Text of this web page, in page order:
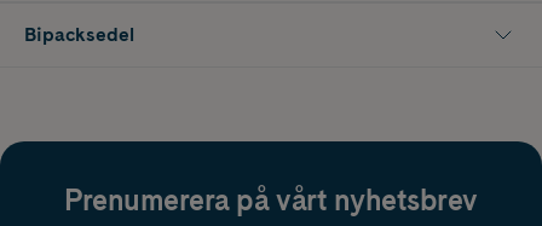
Bipacksedel
Prenumerera på vårt nyhetsbrev